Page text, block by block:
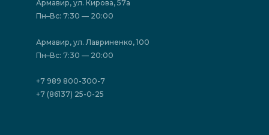
Политика конфиденциальности
Акции
Отзывы
Государственные программы
Юридическим лицам
Армавир, ул. Кирова, 57а
Пн–Вс: 7:30 — 20:00
Армавир, ул. Лавриненко, 100
Пн–Вс: 7:30 — 20:00
+7 989 800-300-7
+7 (86137) 25-0-25